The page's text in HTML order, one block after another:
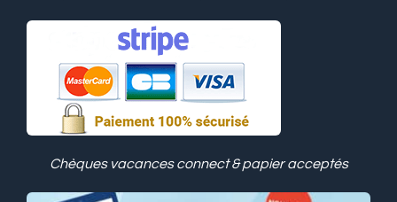
Chèques vacances connect & papier acceptés